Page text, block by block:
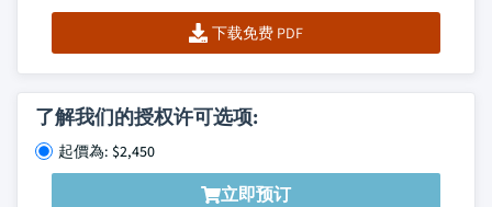
下载免费 PDF
了解我们的授权许可选项:
起價為: $2,450
立即预订